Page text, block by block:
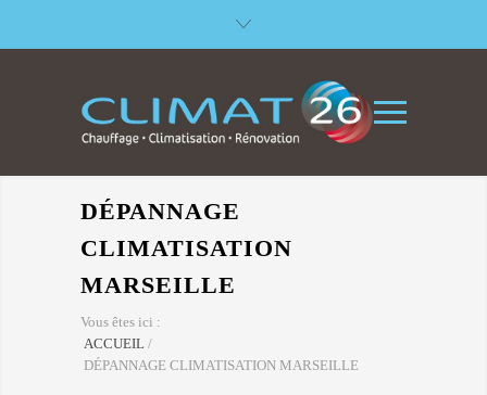
DÉPANNAGE
CLIMATISATION
MARSEILLE
Vous êtes ici :
ACCUEIL /
DÉPANNAGE CLIMATISATION MARSEILLE